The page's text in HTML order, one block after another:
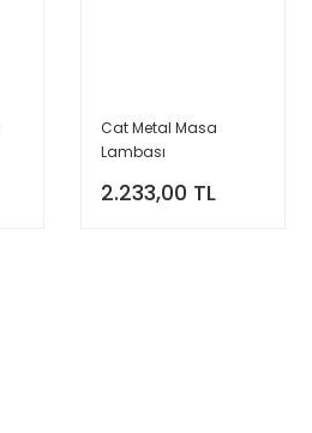
Cat Metal Masa
Lambası
2.233,00 TL